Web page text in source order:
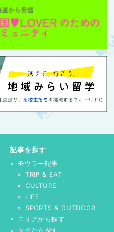
記事を探す
モウラー記事
TRIP & EAT
CULTURE
LIFE
SPORTS & OUTDOOR
エリアから探す
タグから探す